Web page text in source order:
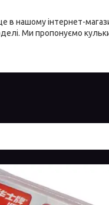
нашому інтернет-
Ми пропонуємо кульки